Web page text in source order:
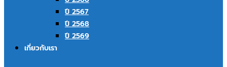
ปี 2567
ปี 2568
ปี 2569
เกี่ยวกับเรา